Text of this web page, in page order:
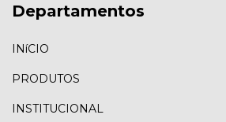
Departamentos
INíCIO
PRODUTOS
INSTITUCIONAL